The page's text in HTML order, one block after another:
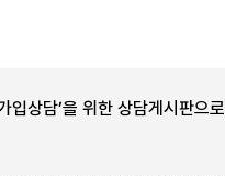
입상담’을 위한 상담게시판으로